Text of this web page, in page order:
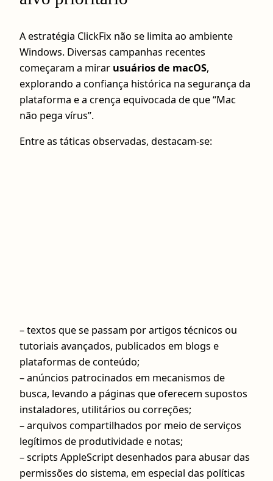
A estratégia ClickFix não se limita ao ambiente
Windows. Diversas campanhas recentes
começaram a mirar usuários de macOS,
explorando a confiança histórica na segurança da
plataforma e a crença equivocada de que “Mac
não pega vírus”.
Entre as táticas observadas, destacam-se:
– textos que se passam por artigos técnicos ou
tutoriais avançados, publicados em blogs e
plataformas de conteúdo;
– anúncios patrocinados em mecanismos de
busca, levando a páginas que oferecem supostos
instaladores, utilitários ou correções;
– arquivos compartilhados por meio de serviços
legítimos de produtividade e notas;
– scripts AppleScript desenhados para abusar das
permissões do sistema, em especial das políticas